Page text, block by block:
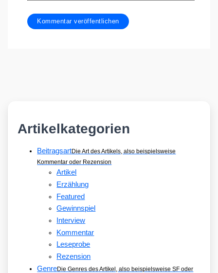
Artikelkategorien
BeitragsartDie Art des Artikels, also beispielsweise
Kommentar oder Rezension
Artikel
Erzählung
Featured
Gewinnspiel
Interview
Kommentar
Leseprobe
Rezension
GenreDie Genres des Artikel, also beispielsweise SF oder